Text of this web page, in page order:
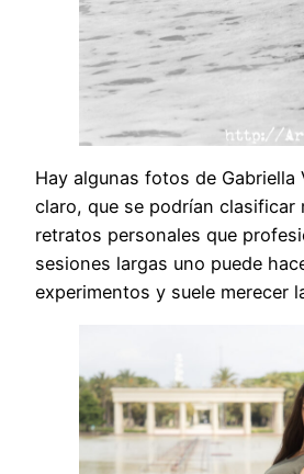
Hay algunas fotos de Gabriella
claro, que se podrían clasificar
retratos personales que
sesiones largas uno puede
experimentos y suele merecer